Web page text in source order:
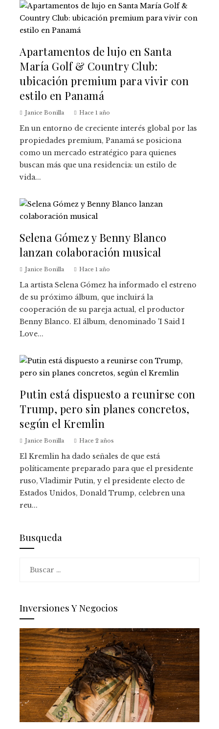
Apartamentos de lujo en Santa
María Golf & Country Club:
ubicación premium para vivir con
estilo en Panamá
Janice Bonilla Hace 1 año
En un entorno de creciente interés global por las
propiedades premium, Panamá se posiciona
como un mercado estratégico para quienes
buscan más que una residencia: un estilo de
vida...
Selena Gómez y Benny Blanco
lanzan colaboración musical
Janice Bonilla Hace 1 año
La artista Selena Gómez ha informado el estreno
de su próximo álbum, que incluirá la
cooperación de su pareja actual, el productor
Benny Blanco. El álbum, denominado 'I Said I
Love...
Putin está dispuesto a reunirse con
Trump, pero sin planes concretos,
según el Kremlin
Janice Bonilla Hace 2 años
El Kremlin ha dado señales de que está
políticamente preparado para que el presidente
ruso, Vladimir Putin, y el presidente electo de
Estados Unidos, Donald Trump, celebren una
reu...
Busqueda
Inversiones Y Negocios